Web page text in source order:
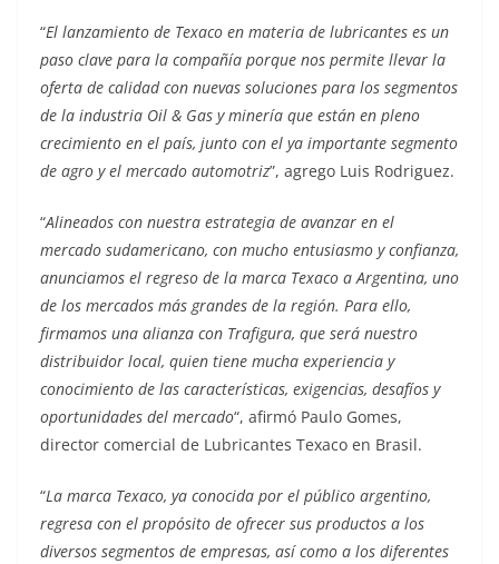
“El lanzamiento de Texaco en materia de lubricantes es un
paso clave para la compañía porque nos permite llevar la
oferta de calidad con nuevas soluciones para los segmentos
de la industria Oil & Gas y minería que están en pleno
crecimiento en el país, junto con el ya importante segmento
de agro y el mercado automotriz”, agrego Luis Rodriguez.
“Alineados con nuestra estrategia de avanzar en el
mercado sudamericano, con mucho entusiasmo y confianza,
anunciamos el regreso de la marca Texaco a Argentina, uno
de los mercados más grandes de la región. Para ello,
firmamos una alianza con Trafigura, que será nuestro
distribuidor local, quien tiene mucha experiencia y
conocimiento de las características, exigencias, desafíos y
oportunidades del mercado“, afirmó Paulo Gomes,
director comercial de Lubricantes Texaco en Brasil.
“La marca Texaco, ya conocida por el público argentino,
regresa con el propósito de ofrecer sus productos a los
diversos segmentos de empresas, así como a los diferentes